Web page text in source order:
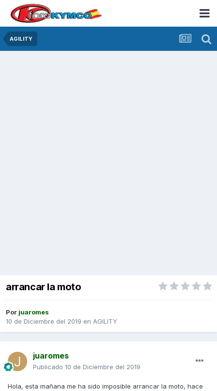
AGILITY
arrancar la moto
Por juaromes
10 de Diciembre del 2019 en AGILITY
juaromes
Publicado 10 de Diciembre del 2019
Hola, esta mañana me ha sido imposible arrancar la moto, hace